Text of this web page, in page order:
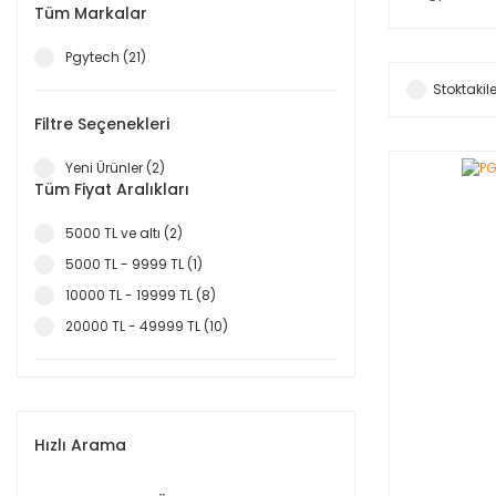
Tüm Markalar
Pgytech (21)
Filtre Seçenekleri
Yeni Ürünler (2)
Tüm Fiyat Aralıkları
5000 TL ve altı (2)
5000 TL - 9999 TL (1)
10000 TL - 19999 TL (8)
20000 TL - 49999 TL (10)
Hızlı Arama